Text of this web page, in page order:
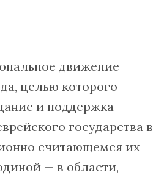
движение
целью которого
и поддержка
государства в
считающемся их
— в области,